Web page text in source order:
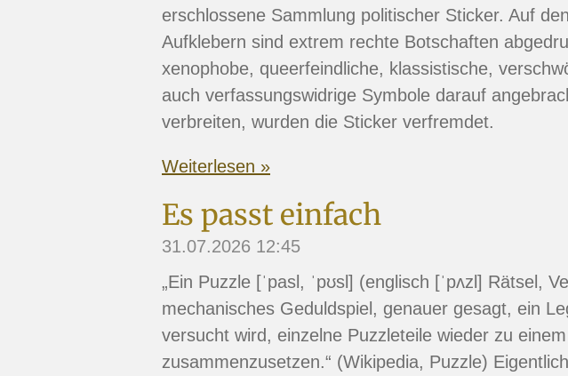
erschlossene Sammlung politischer Sticker. Auf
Aufklebern sind extrem rechte Botschaften
xenophobe, queerfeindliche, klassistische,
auch verfassungswidrige Symbole darauf
verbreiten, wurden die Sticker verfremdet.
Weiterlesen »
Es passt einfach
31.07.2026 12:45
„Ein Puzzle [ˈpasl, ˈpʊsl] (englisch [ˈpʌzl] Rätsel,
mechanisches Geduldspiel, genauer gesagt, ein
versucht wird, einzelne Puzzleteile wieder zu
zusammenzusetzen.“ (Wikipedia, Puzzle)